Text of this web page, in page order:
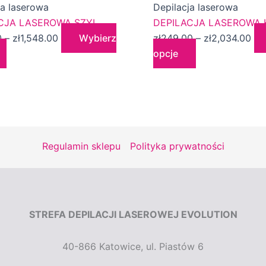
laserowa
LASEROWA SZYI
– zł1,548.00
od
zł189.00
do
Wybierz
produkt
ma
wiele
Opcje
produktu
Depilacja laserowa
DEPILACJA LASEROWA
zł249.00 – zł2,034.00
od
do
opcje
produkt
ma
wiele
Opcje
produktu
Regulamin sklepu Polityka prywatności
STREFA DEPILACJI LASEROWEJ EVOLUTION
40-866 Katowice, ul. Piastów 6